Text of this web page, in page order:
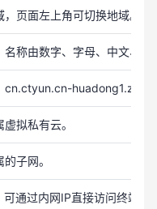
，页面左上角可切换地域。
名称由数字、字母、中文、-
cn.ctyun.cn-huadong1.zos。
拟私有云。
子网。
可通过内网IP直接访问终端节